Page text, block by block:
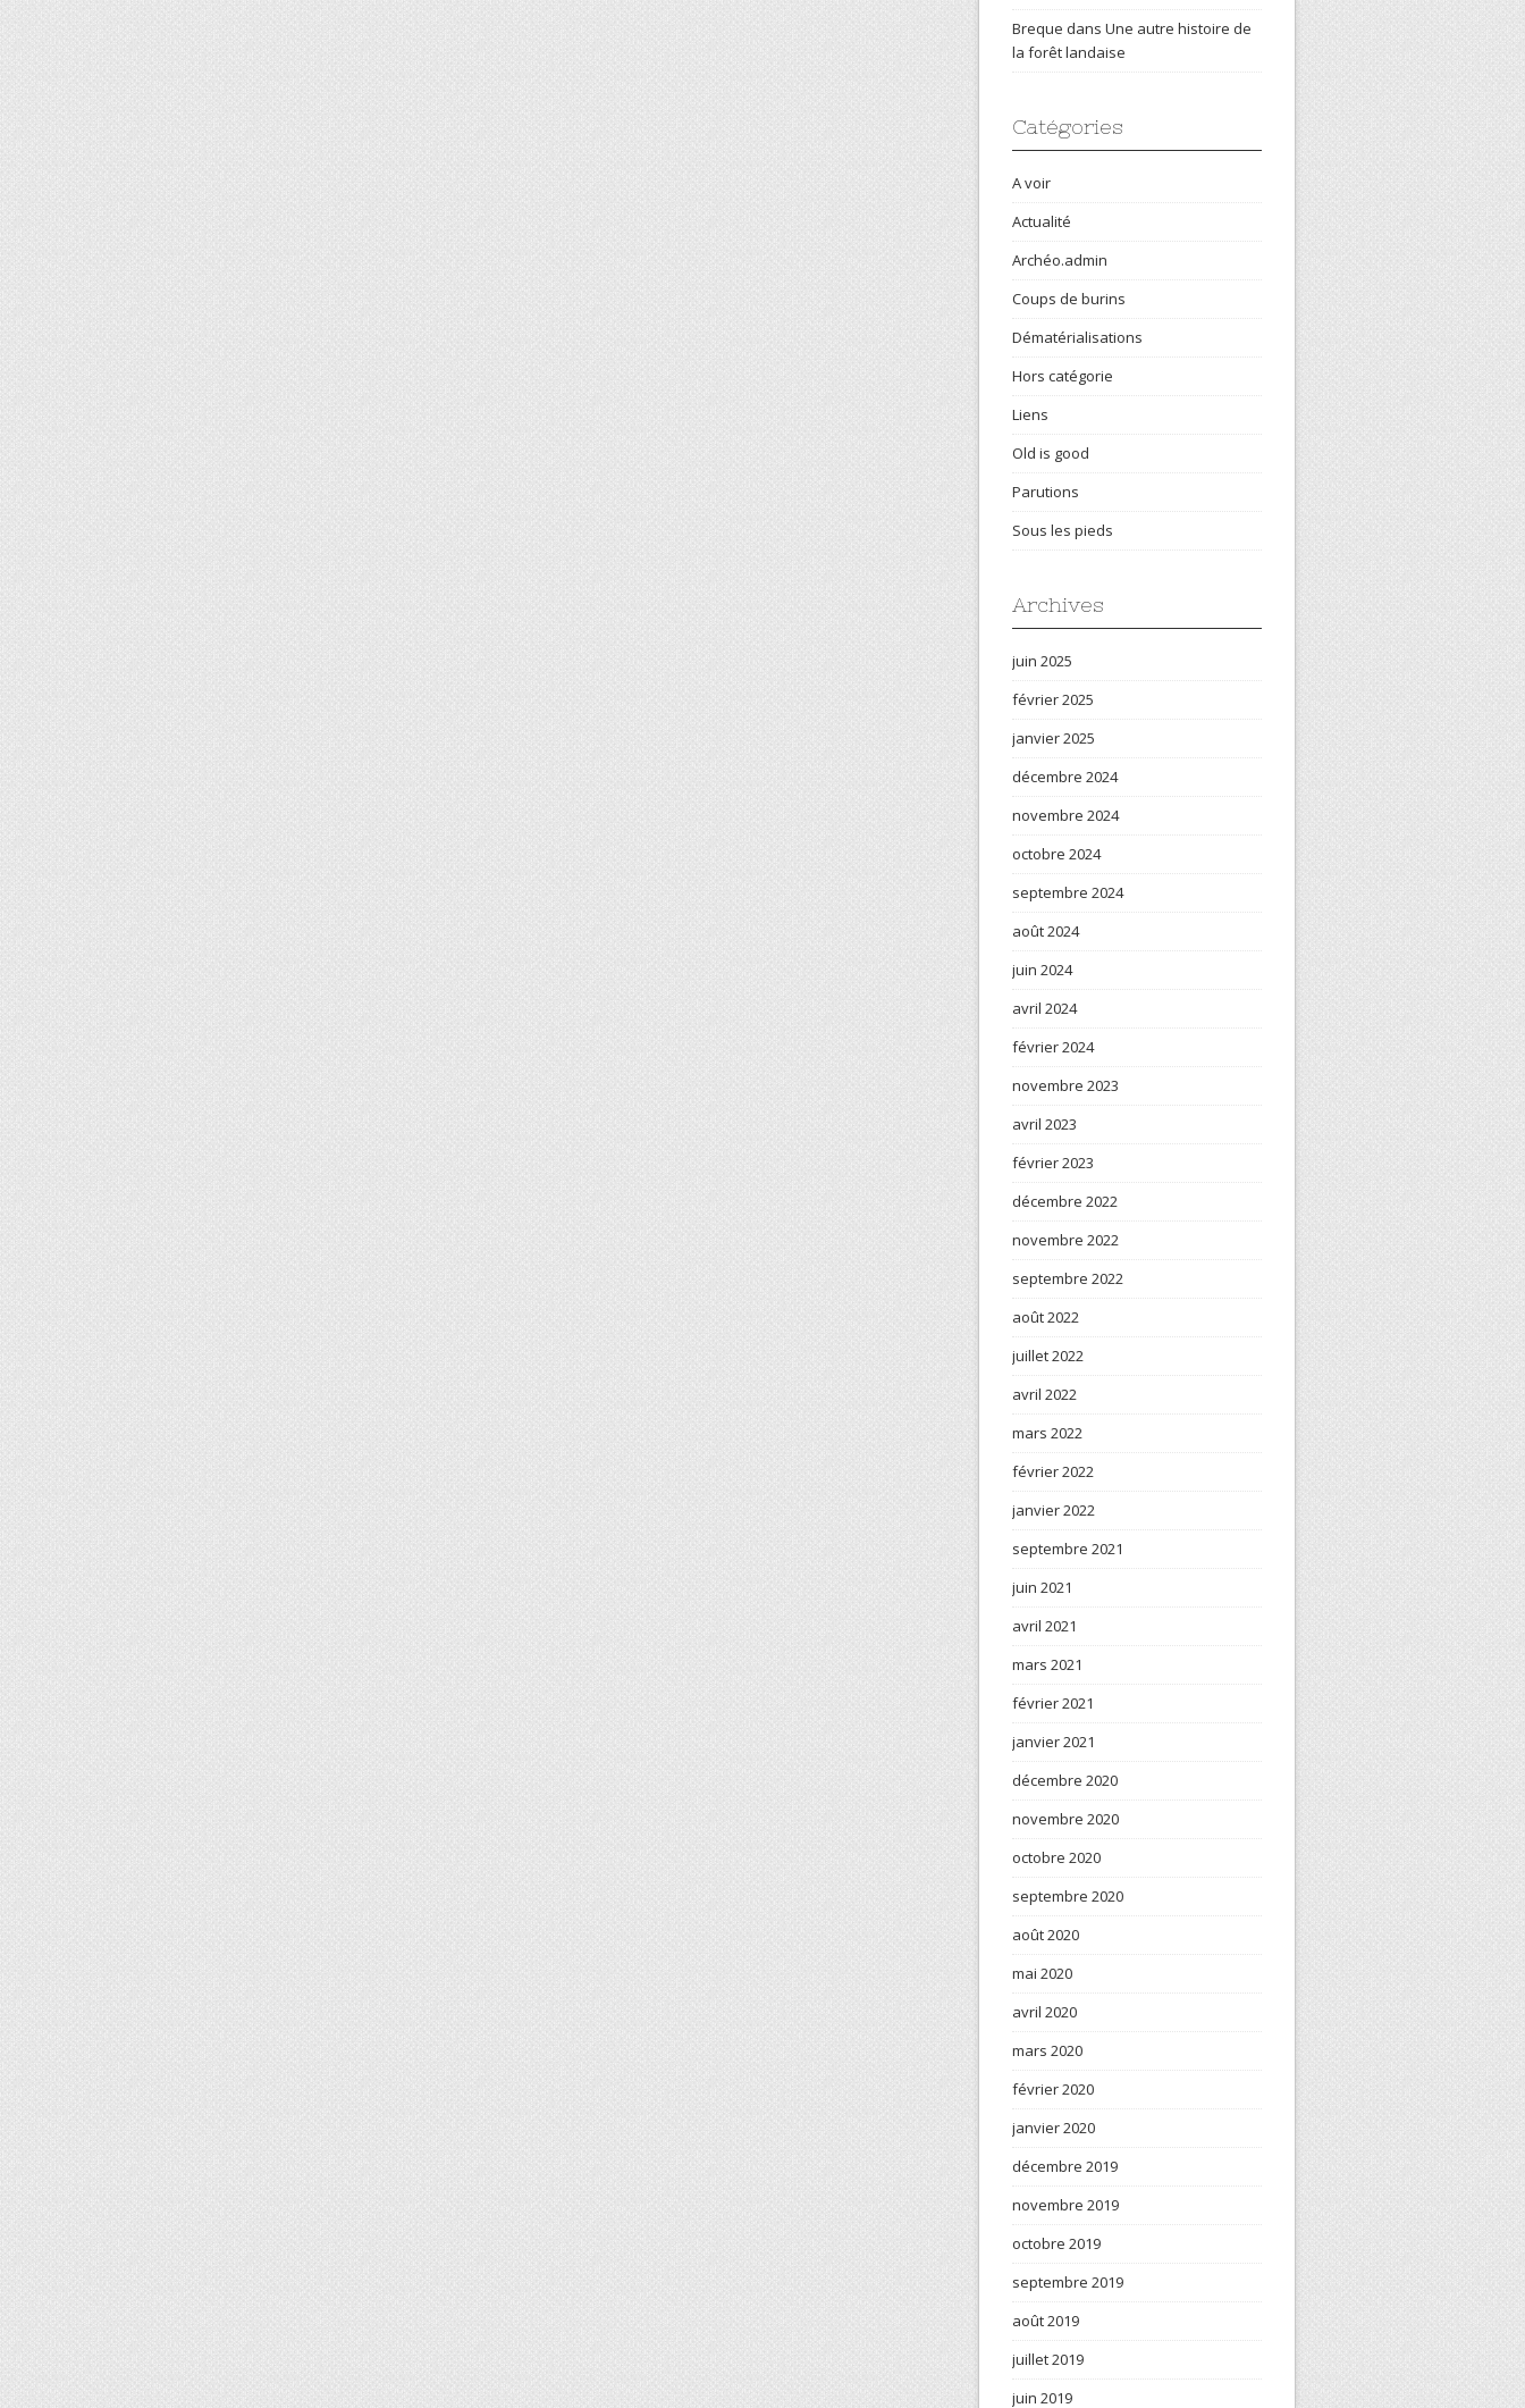
Breque dans Une autre histoire de
la forêt landaise
Catégories
A voir
Actualité
Archéo.admin
Coups de burins
Dématérialisations
Hors catégorie
Liens
Old is good
Parutions
Sous les pieds
Archives
juin 2025
février 2025
janvier 2025
décembre 2024
novembre 2024
octobre 2024
septembre 2024
août 2024
juin 2024
avril 2024
février 2024
novembre 2023
avril 2023
février 2023
décembre 2022
novembre 2022
septembre 2022
août 2022
juillet 2022
avril 2022
mars 2022
février 2022
janvier 2022
septembre 2021
juin 2021
avril 2021
mars 2021
février 2021
janvier 2021
décembre 2020
novembre 2020
octobre 2020
septembre 2020
août 2020
mai 2020
avril 2020
mars 2020
février 2020
janvier 2020
décembre 2019
novembre 2019
octobre 2019
septembre 2019
août 2019
juillet 2019
juin 2019